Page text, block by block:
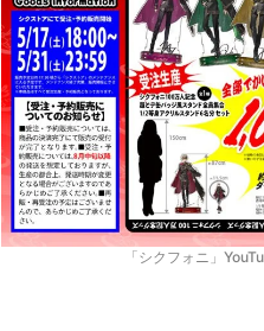
「シクフォニ」